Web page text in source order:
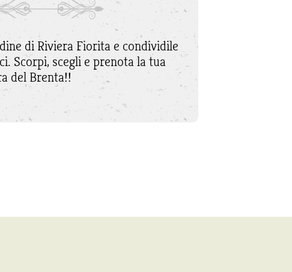
di Riviera Fiorita e condividile
Scorpi, scegli e prenota la tua
del Brenta!!